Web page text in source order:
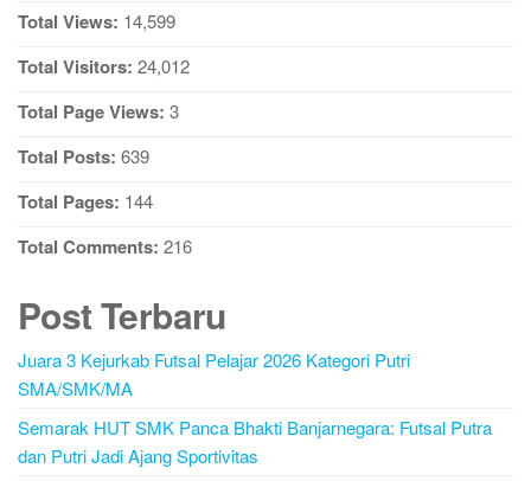
Total Views: 14,599
Total Visitors: 24,012
Total Page Views: 3
Total Posts: 639
Total Pages: 144
Total Comments: 216
Post Terbaru
Juara 3 Kejurkab Futsal Pelajar 2026 Kategori Putri
SMA/SMK/MA
Semarak HUT SMK Panca Bhakti Banjarnegara: Futsal Putra
dan Putri Jadi Ajang Sportivitas